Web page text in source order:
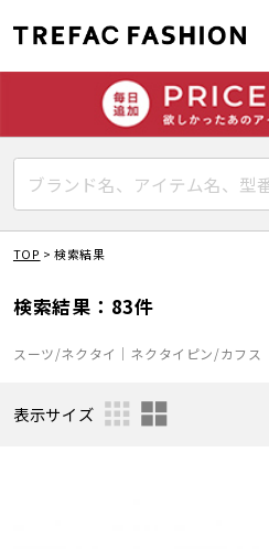
TOP >検索結果
検索結果：83件
スーツ/ネクタイ｜ネクタイピン/カフス
表示サイズ